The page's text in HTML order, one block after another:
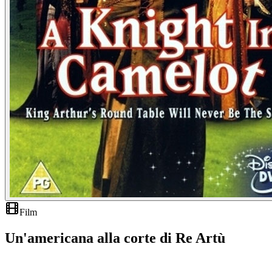
Film
Un'americana alla corte di Re Artù